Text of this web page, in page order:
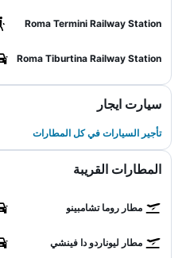
Roma Termini Railway Station
Roma Tiburtina Railway Station
سيارت ايجار
تأجير السيارات في كل المطارات
المطارات القريبة
مطار روما تشامبينو
مطار ليوناردو دا فينشي